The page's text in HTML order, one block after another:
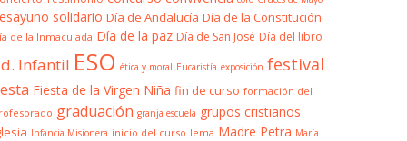
solidario Día de Andalucía Día de la Constitución
de la Inmaculada Día de la paz Día de San José Día del libro
Infantil ESO ética y moral Eucaristía exposición festival
Fiesta de la Virgen Niña fin de curso formación del
graduación granja escuela grupos cristianos
Infancia Misionera inicio del curso lema Madre Petra María